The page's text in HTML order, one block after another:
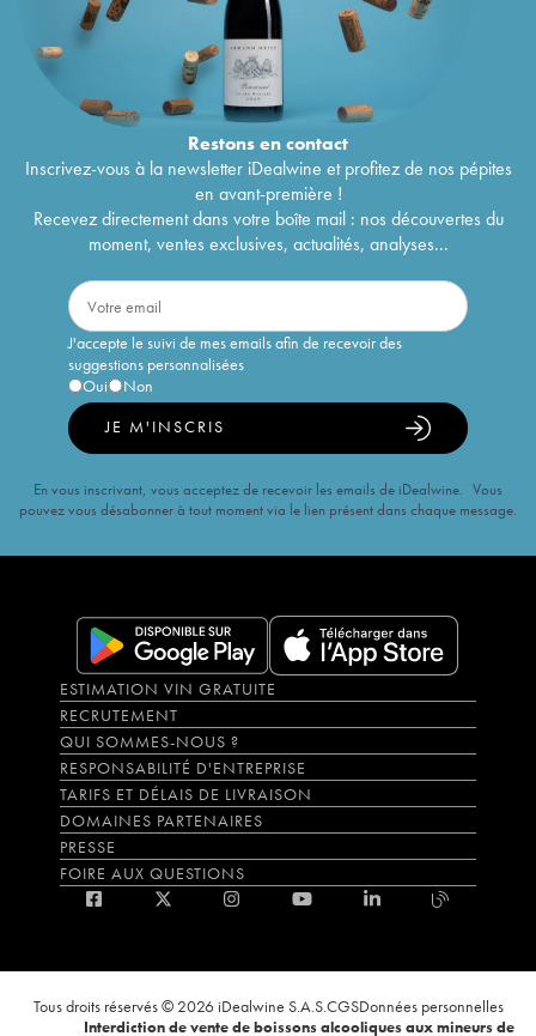
Restons encontact
Inscrivez-vous à la newsletter iDealwine et profitez de nos pépites
en avant-première !
Recevez directement dans votre boîte mail : nos découvertes du
moment, ventes exclusives, actualités, analyses...
J'accepte le suivi de mes emails afin de recevoir des
suggestions personnalisées
Oui
Non
JE M'INSCRIS
En vous inscrivant, vous acceptez de recevoir les emails de iDealwine. Vous
pouvez vous désabonner à tout moment via le lien présent dans chaque message.
ESTIMATION VIN GRATUITE
RECRUTEMENT
QUI SOMMES-NOUS ?
RESPONSABILITÉ D'ENTREPRISE
TARIFS ET DÉLAIS DE LIVRAISON
DOMAINES PARTENAIRES
PRESSE
FOIRE AUX QUESTIONS
Tous droits réservés © 2026 iDealwine S.A.S.CGSDonnées personnelles
Interdiction de vente de boissons alcooliques aux mineurs de